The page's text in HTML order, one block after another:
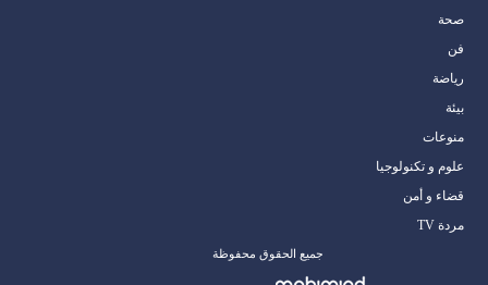
صحة
فن
رياضة
بيئة
منوعات
علوم و تكنولوجيا
قضاء و أمن
مردة TV
جميع الحقوق محفوظة